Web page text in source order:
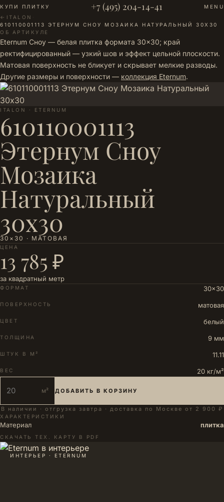
КУПИ ПЛИТКУ +7 (495) 204-14-41
MENU
← ITALON ·
610110001113 ЭТЕРНУМ СНОУ МОЗАИКА НАТУРАЛЬНЫЙ 30Х30
ОБ АРТИКУЛЕ
Eternum Сноу — белая плитка формата 30×30; край
ректифицированный — узкий шов и эффект цельной плоскости.
Матовая поверхность не бликует и скрывает мелкие разводы.
Другие размеры и поверхности — коллекция Eternum.
ITALON · ETERNUM
610110001113
Этернум Сноу
Мозаика
Натуральный
30х30
30×30 · МАТОВАЯ
ЦЕНА
13 785 ₽
за квадратный метр
ФОРМАТ 30×30
ПОВЕРХНОСТЬ матовая
ЦВЕТ белый
ТОЛЩИНА 9 мм
ШТУК В М² 11.11
ВЕС 20 кг/м²
м² ДОБАВИТЬ В КОРЗИНУ
В наличии · отгрузка завтра · доставка по Москве от 2 900 ₽
ХАРАКТЕРИСТИКИ
Материал плитка
СКАЧАТЬ ТЕХ. КАРТУ В PDF
ИНТЕРЬЕР · ETERNUM